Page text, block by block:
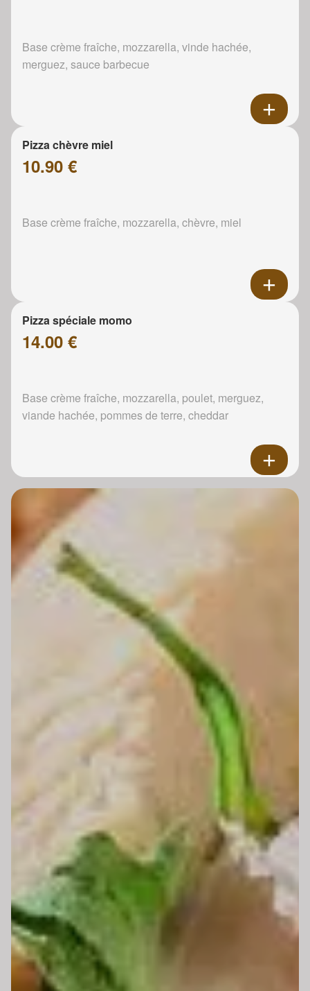
Base crème fraîche, mozzarella, vinde hachée,
merguez, sauce barbecue
Pizza chèvre miel
10.90 €
Base crème fraîche, mozzarella, chèvre, miel
Pizza spéciale momo
14.00 €
Base crème fraîche, mozzarella, poulet, merguez,
viande hachée, pommes de terre, cheddar